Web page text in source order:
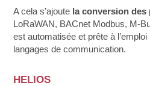
A cela s’ajoute la conversion
LoRaWAN, BACnet Modbus, M-
est automatisée et prête à
langages de communication.
HELIOS